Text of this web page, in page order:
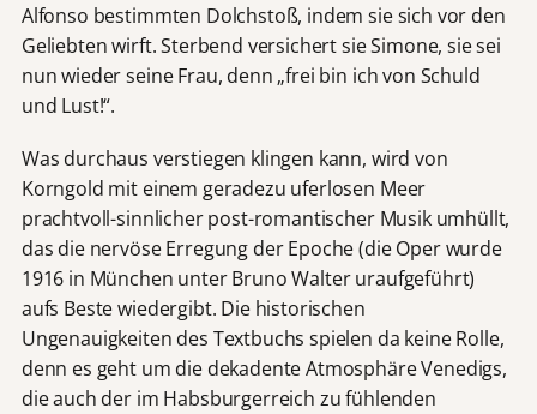
Alfonso bestimmten Dolchstoß, indem sie sich vor den
Geliebten wirft. Sterbend versichert sie Simone, sie sei
nun wieder seine Frau, denn „frei bin ich von Schuld
und Lust!“.
Was durchaus verstiegen klingen kann, wird von
Korngold mit einem geradezu uferlosen Meer
prachtvoll-sinnlicher post-romantischer Musik umhüllt,
das die nervöse Erregung der Epoche (die Oper wurde
1916 in München unter Bruno Walter uraufgeführt)
aufs Beste wiedergibt. Die historischen
Ungenauigkeiten des Textbuchs spielen da keine Rolle,
denn es geht um die dekadente Atmosphäre Venedigs,
die auch der im Habsburgerreich zu fühlenden